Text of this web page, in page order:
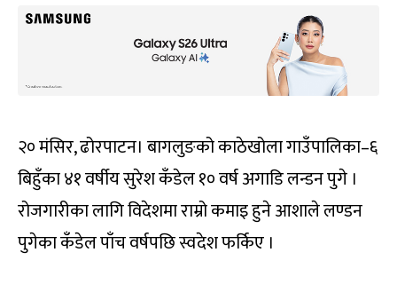
२० मंसिर, ढोरपाटन। बागलुङको काठेखोला गाउँपालिका–६
बिहुँका ४१ वर्षीय सुरेश कँडेल १० वर्ष अगाडि लन्डन पुगे ।
रोजगारीका लागि विदेशमा राम्रो कमाइ हुने आशाले लण्डन
पुगेका कँडेल पाँच वर्षपछि स्वदेश फर्किए ।